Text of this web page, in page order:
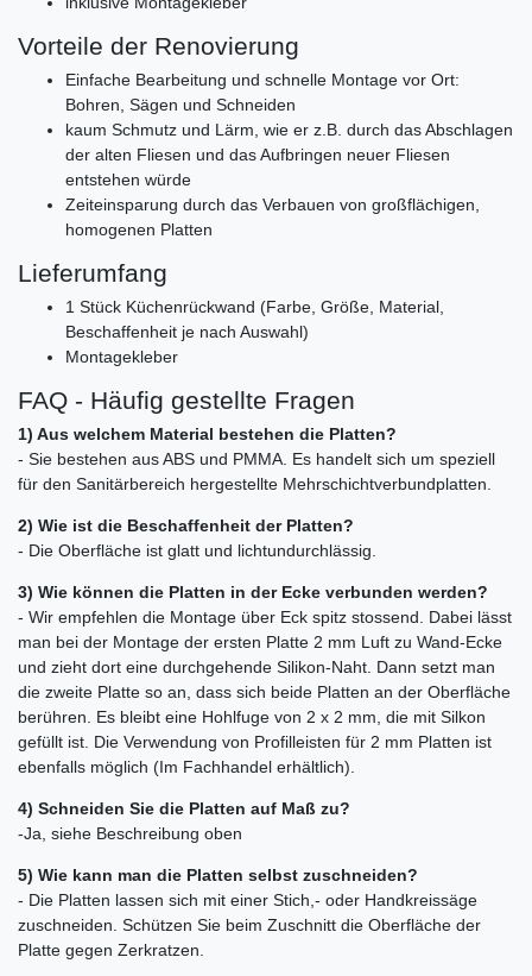
Vorteile der Renovierung
Einfache Bearbeitung und schnelle Montage vor Ort:
Bohren, Sägen und Schneiden
kaum Schmutz und Lärm, wie er z.B. durch das Abschlagen
der alten Fliesen und das Aufbringen neuer Fliesen
entstehen würde
Zeiteinsparung durch das Verbauen von großflächigen,
homogenen Platten
Lieferumfang
1 Stück Küchenrückwand (Farbe, Größe, Material,
Beschaffenheit je nach Auswahl)
Montagekleber
FAQ - Häufig gestellte Fragen
1) Aus welchem Material bestehen die Platten?
- Sie bestehen aus ABS und PMMA. Es handelt sich um speziell
für den Sanitärbereich hergestellte Mehrschichtverbundplatten.
2) Wie ist die Beschaffenheit der Platten?
- Die Oberfläche ist glatt und lichtundurchlässig.
3) Wie können die Platten in der Ecke verbunden werden?
- Wir empfehlen die Montage über Eck spitz stossend. Dabei lässt
man bei der Montage der ersten Platte 2 mm Luft zu Wand-Ecke
und zieht dort eine durchgehende Silikon-Naht. Dann setzt man
die zweite Platte so an, dass sich beide Platten an der Oberfläche
berühren. Es bleibt eine Hohlfuge von 2 x 2 mm, die mit Silkon
gefüllt ist. Die Verwendung von Profilleisten für 2 mm Platten ist
ebenfalls möglich (Im Fachhandel erhältlich).
4) Schneiden Sie die Platten auf Maß zu?
-Ja, siehe Beschreibung oben
5) Wie kann man die Platten selbst zuschneiden?
- Die Platten lassen sich mit einer Stich,- oder Handkreissäge
zuschneiden. Schützen Sie beim Zuschnitt die Oberfläche der
Platte gegen Zerkratzen.